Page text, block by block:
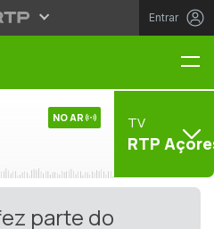
Entrar
NO AR TV
RTP
parte do